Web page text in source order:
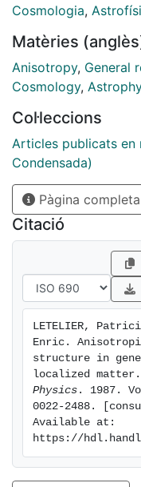
inverse scattering
equations. A
interpreted as
space-time is
Cosmologia,
Matèries
Anisotropy, General
Cosmology,
Col·leccions
Articles publicats en
Condensada)
Pàgina
Citació
LETELIER, Patricio
Enric.
structure in
localized matter.
Physics . 1987.
0022-2488.
Available at:
https://